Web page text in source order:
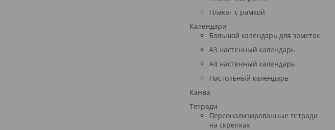
Плакат с рамкой
Календари
Большой календарь для заметок
A3 настенный календарь
A4 настенный календарь
Настольный календарь
Канва
Тетради
Персонализированные тетради
на скрепках